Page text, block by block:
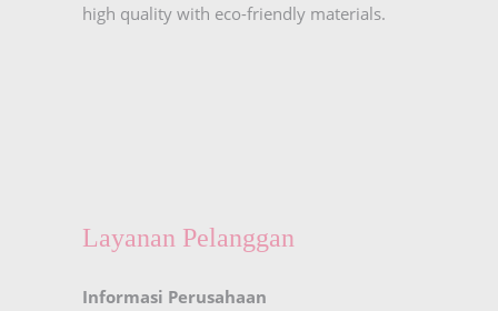
high quality with eco-friendly materials.
Layanan Pelanggan
Informasi Perusahaan